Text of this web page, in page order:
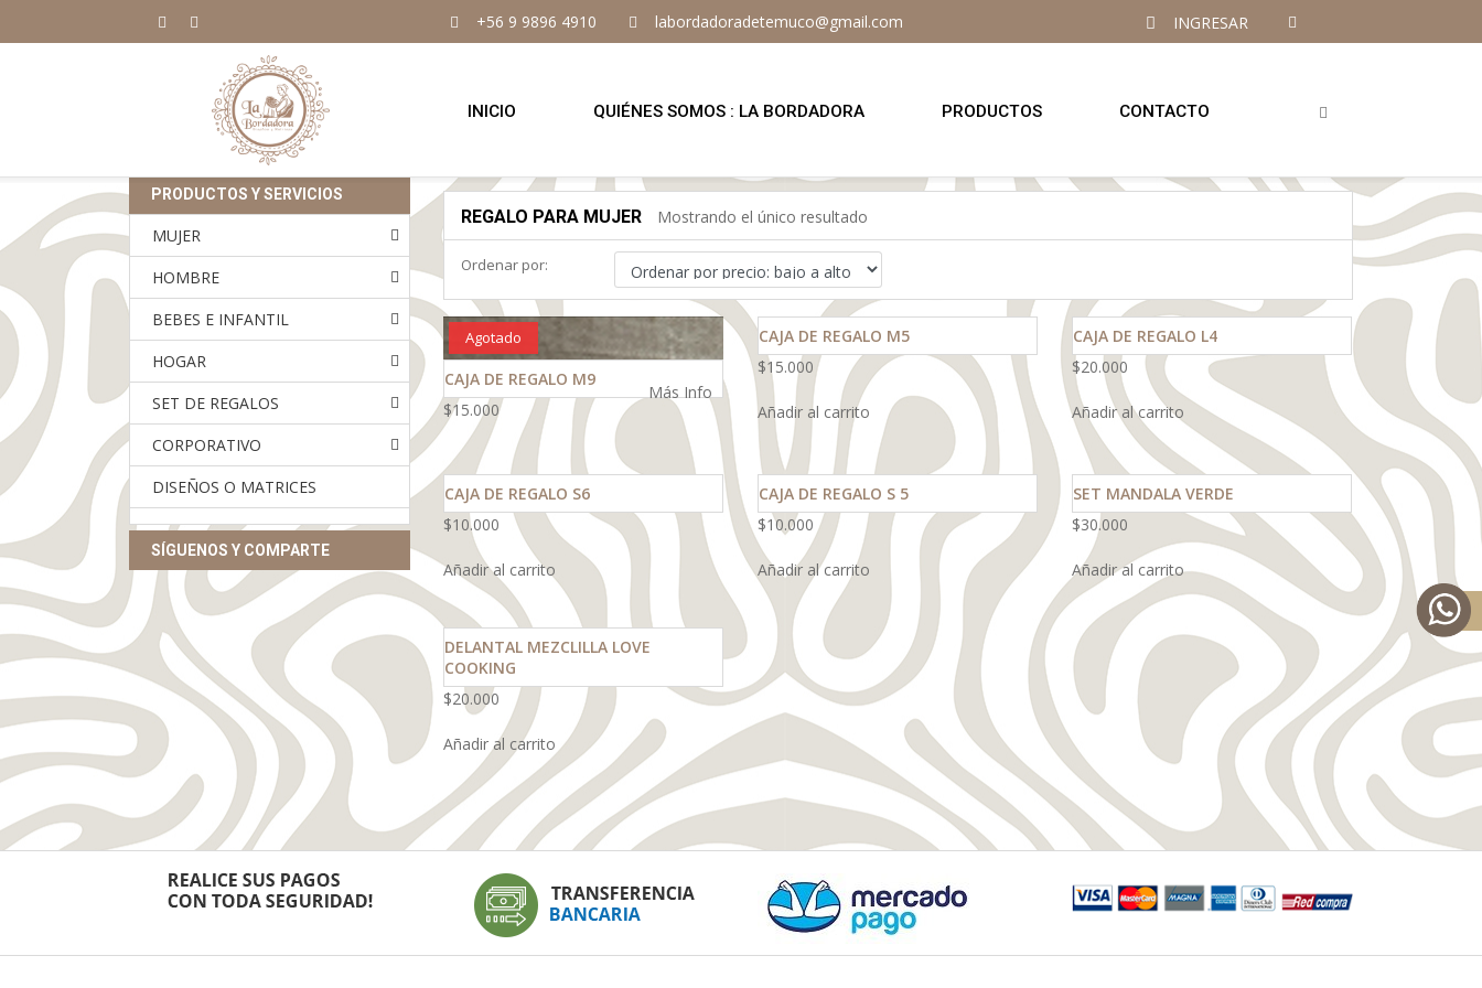
+56 9 9896 4910 labordadoradetemuco@gmail.com INGRESAR
INICIO QUIÉNES SOMOS : LA BORDADORA PRODUCTOS CONTACTO
REGALO PARA MUJER Mostrando el único resultado
Ordenar por:
Agotado
CAJA DE REGALO M9
$15.000
Más Info
CAJA DE REGALO M5
$15.000
Añadir al carrito
CAJA DE REGALO L4
$20.000
Añadir al carrito
CAJA DE REGALO S6
$10.000
Añadir al carrito
CAJA DE REGALO S 5
$10.000
Añadir al carrito
SET MANDALA VERDE
$30.000
Añadir al carrito
DELANTAL MEZCLILLA LOVE
COOKING
$20.000
Añadir al carrito
PRODUCTOS Y SERVICIOS
MUJER
HOMBRE
BEBES E INFANTIL
HOGAR
SET DE REGALOS
CORPORATIVO
DISEÑOS O MATRICES
SÍGUENOS Y COMPARTE